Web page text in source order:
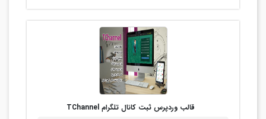
قالب وردپرس ثبت کانال تلگرام TChannel